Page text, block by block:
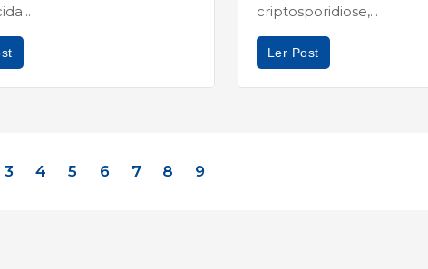
criptosporidiose,...
Ler Post
3 4 5 6 7 8 9